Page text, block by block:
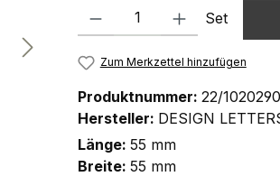
Produkt Anzahl: Gib den
Set
Zum Merkzettel hinzufügen
Produktnummer: 22/
Hersteller: DESIGN
Länge: 55 mm
Breite: 55 mm